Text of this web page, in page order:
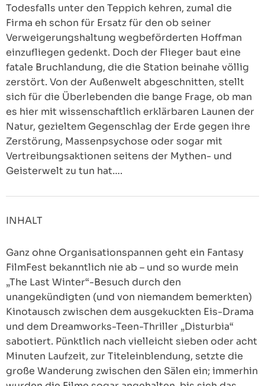
Todesfalls unter den Teppich kehren, zumal die
Firma eh schon für Ersatz für den ob seiner
Verweigerungshaltung wegbeförderten Hoffman
einzufliegen gedenkt. Doch der Flieger baut eine
fatale Bruchlandung, die die Station beinahe völlig
zerstört. Von der Außenwelt abgeschnitten, stellt
sich für die Überlebenden die bange Frage, ob man
es hier mit wissenschaftlich erklärbaren Launen der
Natur, gezieltem Gegenschlag der Erde gegen ihre
Zerstörung, Massenpsychose oder sogar mit
Vertreibungsaktionen seitens der Mythen- und
Geisterwelt zu tun hat….
INHALT
Ganz ohne Organisationspannen geht ein Fantasy
FilmFest bekanntlich nie ab – und so wurde mein
„The Last Winter“-Besuch durch den
unangekündigten (und von niemandem bemerkten)
Kinotausch zwischen dem ausgekuckten Eis-Drama
und dem Dreamworks-Teen-Thriller „Disturbia“
sabotiert. Pünktlich nach vielleicht sieben oder acht
Minuten Laufzeit, zur Titeleinblendung, setzte die
große Wanderung zwischen den Sälen ein; immerhin